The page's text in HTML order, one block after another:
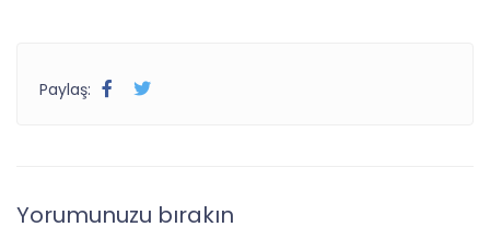
Paylaş:
Yorumunuzu bırakın